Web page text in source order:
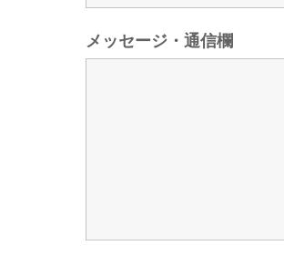
メッセージ・通信欄